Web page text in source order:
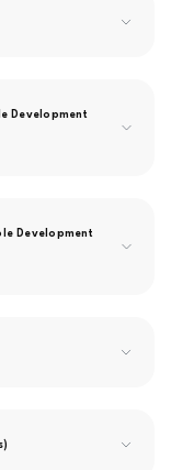
Development
Development